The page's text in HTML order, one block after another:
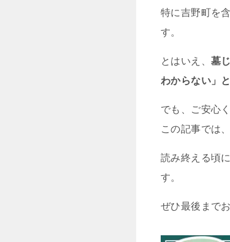
特に吉野町を
す。
とはいえ、 墓
わからない」
でも、ご安心
この記事では
読み終える頃
す。
ぜひ最後まで